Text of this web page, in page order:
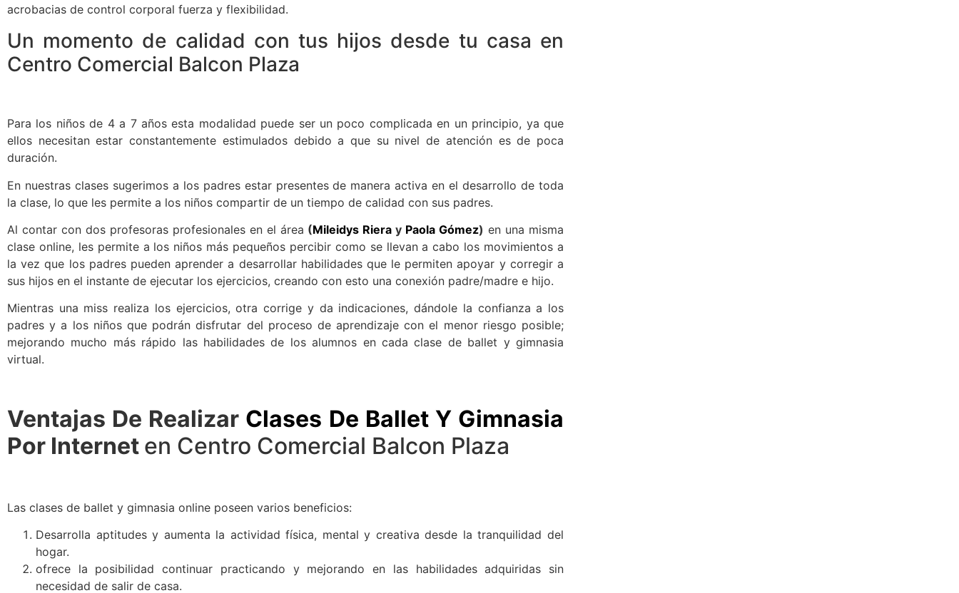
acrobacias de control corporal fuerza y flexibilidad.
Un momento de calidad con tus hijos desde tu casa en
Centro Comercial Balcon Plaza
Para los niños de 4 a 7 años esta modalidad puede ser un poco complicada en un principio, ya que
ellos necesitan estar constantemente estimulados debido a que su nivel de atención es de poca
duración.
En nuestras clases sugerimos a los padres estar presentes de manera activa en el desarrollo de toda
la clase, lo que les permite a los niños compartir de un tiempo de calidad con sus padres.
Al contar con dos profesoras profesionales en el área (Mileidys Riera y Paola Gómez) en una misma
clase online, les permite a los niños más pequeños percibir como se llevan a cabo los movimientos a
la vez que los padres pueden aprender a desarrollar habilidades que le permiten apoyar y corregir a
sus hijos en el instante de ejecutar los ejercicios, creando con esto una conexión padre/madre e hijo.
Mientras una miss realiza los ejercicios, otra corrige y da indicaciones, dándole la confianza a los
padres y a los niños que podrán disfrutar del proceso de aprendizaje con el menor riesgo posible;
mejorando mucho más rápido las habilidades de los alumnos en cada clase de ballet y gimnasia
virtual.
Ventajas De Realizar Clases De Ballet Y Gimnasia
Por Internet en Centro Comercial Balcon Plaza
Las clases de ballet y gimnasia online poseen varios beneficios:
Desarrolla aptitudes y aumenta la actividad física, mental y creativa desde la tranquilidad del
hogar.
ofrece la posibilidad continuar practicando y mejorando en las habilidades adquiridas sin
necesidad de salir de casa.